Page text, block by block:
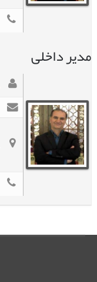
مدیر داخلی